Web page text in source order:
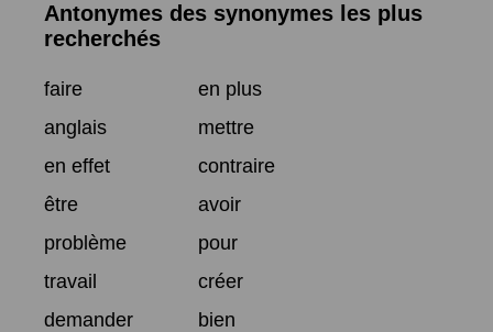
Antonymes des synonymes les plus
recherchés
faire
en plus
anglais
mettre
en effet
contraire
être
avoir
problème
pour
travail
créer
demander
bien